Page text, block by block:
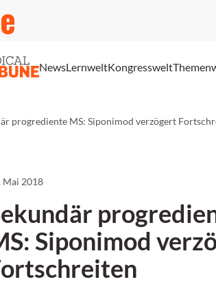
NewsLernweltKongresswelt
progrediente MS: Siponimod verzögert
Mai 2018
Siponimod